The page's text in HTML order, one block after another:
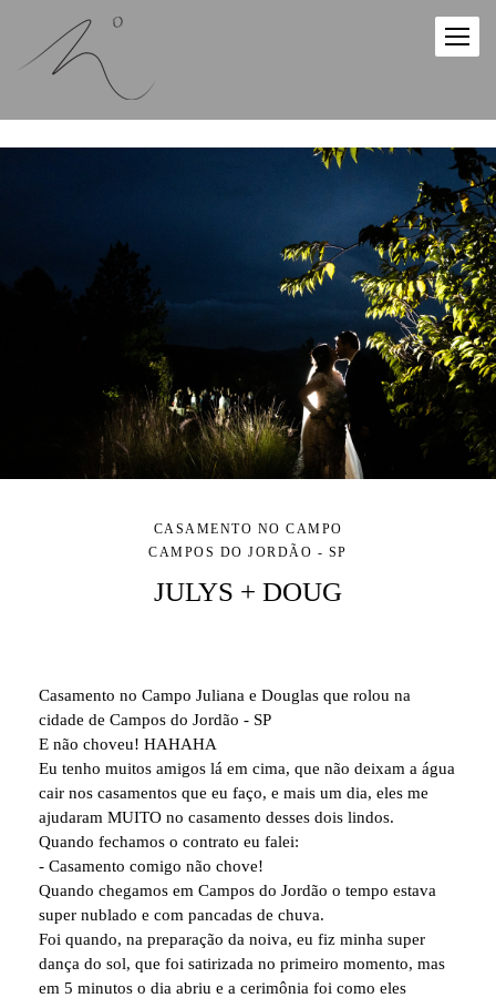
CASAMENTO NO CAMPO
CAMPOS DO JORDÃO - SP
JULYS + DOUG
Casamento no Campo Juliana e Douglas que rolou na
cidade de Campos do Jordão - SP
E não choveu! HAHAHA
Eu tenho muitos amigos lá em cima, que não deixam a água
cair nos casamentos que eu faço, e mais um dia, eles me
ajudaram MUITO no casamento desses dois lindos.
Quando fechamos o contrato eu falei:
- Casamento comigo não chove!
Quando chegamos em Campos do Jordão o tempo estava
super nublado e com pancadas de chuva.
Foi quando, na preparação da noiva, eu fiz minha super
dança do sol, que foi satirizada no primeiro momento, mas
em 5 minutos o dia abriu e a cerimônia foi como eles